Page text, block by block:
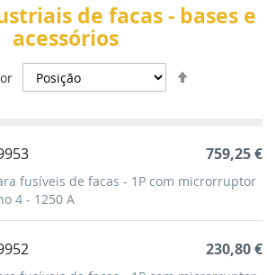
de facas - bases e
acessórios
fusíveis de facas - 1P com microrruptor
4 - 1250 A
759,25 €
230,80 €